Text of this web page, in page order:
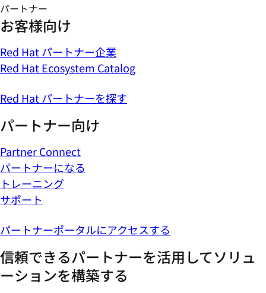
パートナー
お客様向け
Red Hat パートナー企業
Red Hat Ecosystem Catalog
Red Hat パートナーを探す
パートナー向け
Partner Connect
パートナーになる
トレーニング
サポート
パートナーポータルにアクセスする
信頼できるパートナーを活用してソリュ
ーションを構築する